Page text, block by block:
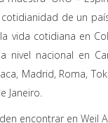
de un
vida cotidiana en
nivel nacional en
Madrid, Roma,
Janeiro.
encontrar en Weil